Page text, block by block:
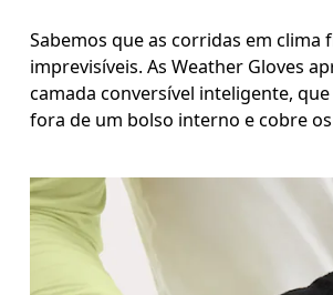
Sabemos que as corridas em clima
imprevisíveis. As Weather Gloves
camada conversível inteligente,
fora de um bolso interno e cobre